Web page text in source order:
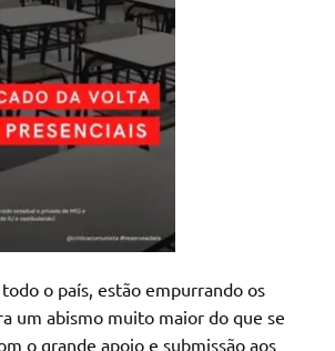
o país, estão empurrando os
um abismo muito maior do que se
o grande apoio e submissão aos